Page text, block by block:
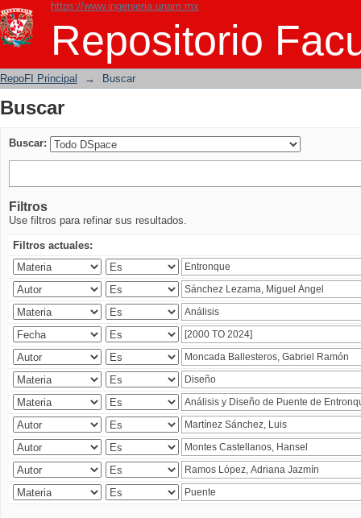
https://www.ingenieria.unam.mx
Repositorio
Buscar
RepoFI Principal → Buscar
Buscar
Buscar:
Filtros
Use filtros para refinar sus resultados.
Filtros actuales: